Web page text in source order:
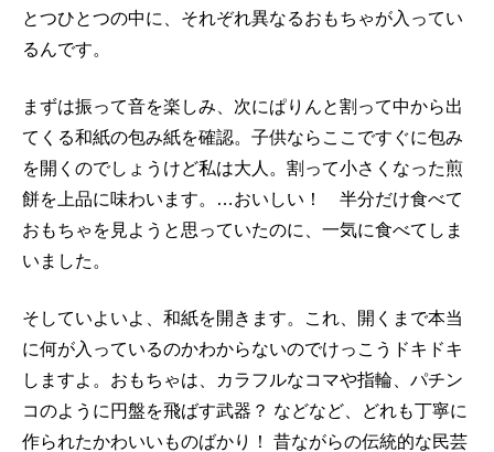
とつひとつの中に、それぞれ異なるおもちゃが入ってい
るんです。
まずは振って音を楽しみ、次にぱりんと割って中から出
てくる和紙の包み紙を確認。子供ならここですぐに包み
を開くのでしょうけど私は大人。割って小さくなった煎
餅を上品に味わいます。…おいしい！ 半分だけ食べて
おもちゃを見ようと思っていたのに、一気に食べてしま
いました。
そしていよいよ、和紙を開きます。これ、開くまで本当
に何が入っているのかわからないのでけっこうドキドキ
しますよ。おもちゃは、カラフルなコマや指輪、パチン
コのように円盤を飛ばす武器？ などなど、どれも丁寧に
作られたかわいいものばかり！ 昔ながらの伝統的な民芸